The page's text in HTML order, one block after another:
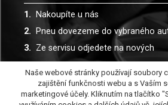
Nakoupíte u nás
Pneu dovezeme do vybraného
Ze servisu odjedete na nových
Spolupracujeme s více než 30
Naše webové stránky používají soubory
zajištění funkčnosti webu a s Vaším
marketingové účely. Kliknutím na tlačítko